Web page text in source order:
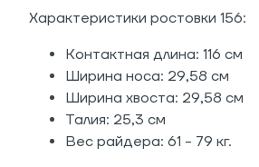
Характеристики ростовки 156:
Контактная длина: 116 см
Ширина носа: 29,58 см
Ширина хвоста: 29,58 см
Талия: 25,3 см
Вес райдера: 61 - 79 кг.